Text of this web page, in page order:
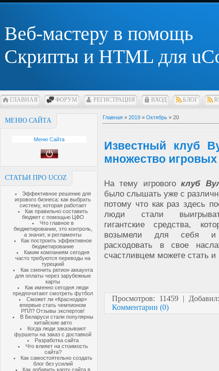
Веб-мастеру в помощь
Скрипты и HTML для
ГЛАВНАЯ ФОРУМ РЕГИСТРАЦИЯ ВХОД БЛОГ
МЕНЮ САЙТА
Меню Сайта
СТАТЬИ ПРО UCOZ
Эффективное решение для
игрового бизнеса: как выбрать
систему, которая работает
Как правильно составить
бюджет с помощью ЦФО
Что главное в
бюджетировании, это контроль,
а значит, и регламенты
Как построить эффективное
бюджетирование
Каким компаниям сегодня
часто требуются переводы на
турецкий
Как сменить регион аккаунта
для оплаты через зарубежные
карты
Как именно сегодня люди
предпочитают смотреть футбол
Сможет ли «Краснодар»
впервые стать чемпионом
РПЛ? Отзывы экспертов!
В Беларуси стали популярны
китайские авто
Когда люди заказывают
фуршеты на заказ с доставкой
Разработка сайта
Что влияет на стоимость
сайта?
Как самостоятельно создать
блог без усилий
Как добавить карту сайта в
Главная » 2019 » Октябрь » 20
Известный клуб
множество
На тему игровогоклуб
было слышать уже с
потому что как раз здесь
люди стали
гигантские средства,
возымели для себя
расходовать в свое
счастливцем можете стать
Просмотров: 11459 |
Комментарии (0)